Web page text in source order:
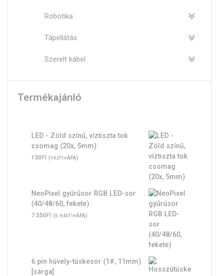
Robotika
Tápellátás
Szerelt kábel
Termékajánló
LED - Zöld színű, víztiszta tok
csomag (20x, 5mm)
130Ft (102Ft+ÁFA)
NeoPixel gyűrűsor RGB LED-sor
(40/48/60, fekete)
7.550Ft (5.945Ft+ÁFA)
6 pin hüvely-tüskesor (1#, 11mm)
[sárga]